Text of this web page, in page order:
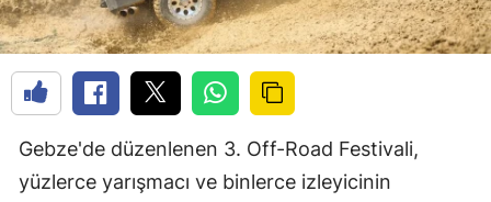
Gebze'de düzenlenen 3. Off-Road Festivali,
yüzlerce yarışmacı ve binlerce izleyicinin